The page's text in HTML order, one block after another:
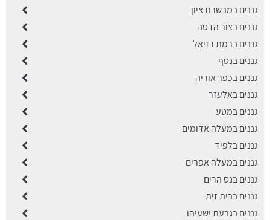
גננים במבשרת ציון
גננים בצור הדסה
גננים ברמת רזיאל
גננים בנטף
גננים בכפר אוריה
גננים באלעזר
גננים במטע
גננים במעלה אדומים
גננים בלפיד
גננים במעלה אפרים
גננים בנס הרים
גננים בבית זית
גננים בגבעת ישעיהו